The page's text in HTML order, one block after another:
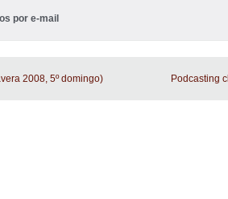
por e-mail
2008, 5º domingo) Podcasting